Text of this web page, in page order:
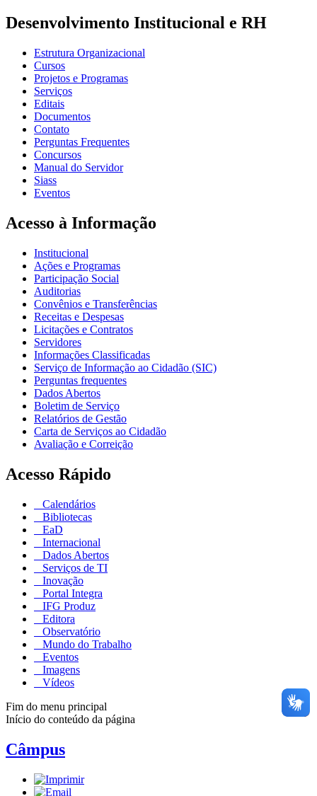
Desenvolvimento Institucional e RH
Estrutura Organizacional
Cursos
Projetos e Programas
Serviços
Editais
Documentos
Contato
Perguntas Frequentes
Concursos
Manual do Servidor
Siass
Eventos
Acesso à Informação
Institucional
Ações e Programas
Participação Social
Auditorias
Convênios e Transferências
Receitas e Despesas
Licitações e Contratos
Servidores
Informações Classificadas
Serviço de Informação ao Cidadão (SIC)
Perguntas frequentes
Dados Abertos
Boletim de Serviço
Relatórios de Gestão
Carta de Serviços ao Cidadão
Avaliação e Correição
Acesso Rápido
Calendários
Bibliotecas
EaD
Internacional
Dados Abertos
Serviços de TI
Inovação
Portal Integra
IFG Produz
Editora
Observatório
Mundo do Trabalho
Eventos
Imagens
Vídeos
Fim do menu principal
Início do conteúdo da página
Câmpus